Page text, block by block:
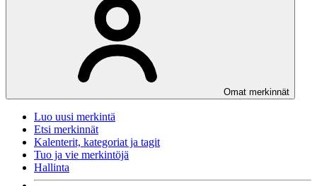
Omat merkinnät
Luo uusi merkintä
Etsi merkinnät
Kalenterit, kategoriat ja tagit
Tuo ja vie merkintöjä
Hallinta